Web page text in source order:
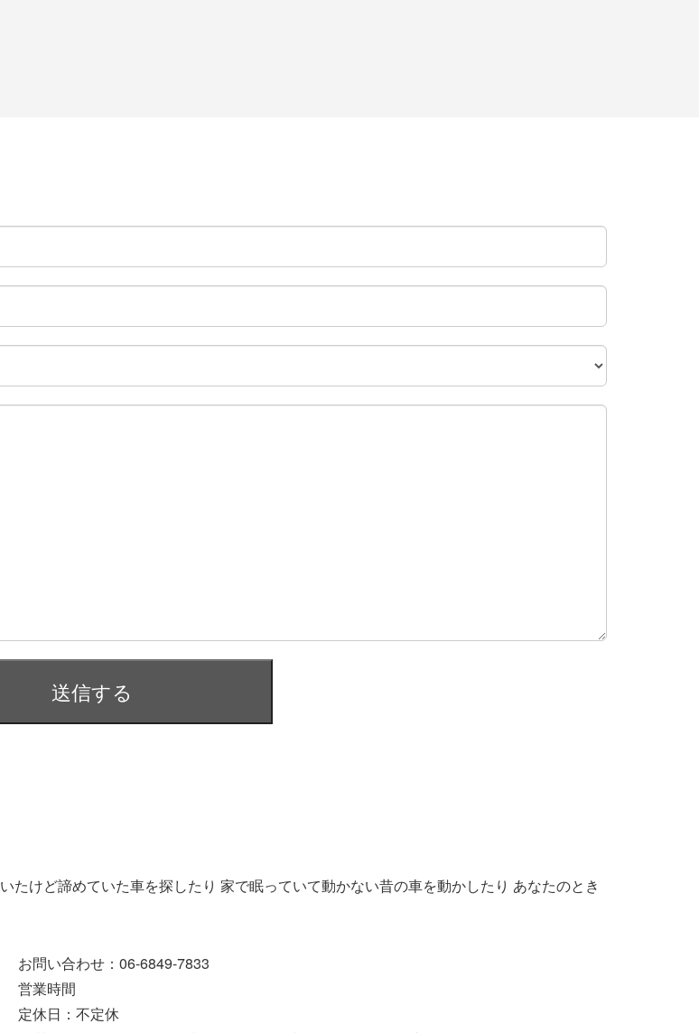
けど諦めていた車を探したり 家で眠っていて動かない昔の車を動かしたり あなたのとき
お問い合わせ：06-6849-7833
営業時間
定休日：不定休